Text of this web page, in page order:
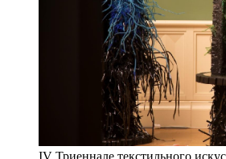
IV Триеннале текстильного